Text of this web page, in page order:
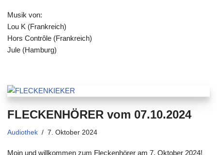
Musik von:
Lou K (Frankreich)
Hors Contr​ô​le (Frankreich)
Jule (Hamburg)
FLECKENHÖRER vom 07.10.2024
Audiothek 7. Oktober 2024
Moin und willkommen zum Fleckenhörer am 7. Oktober 2024!